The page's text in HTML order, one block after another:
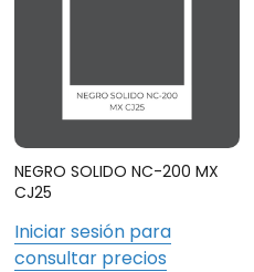
NEGRO SOLIDO NC-200 MX
CJ25
Iniciar sesión para
consultar precios